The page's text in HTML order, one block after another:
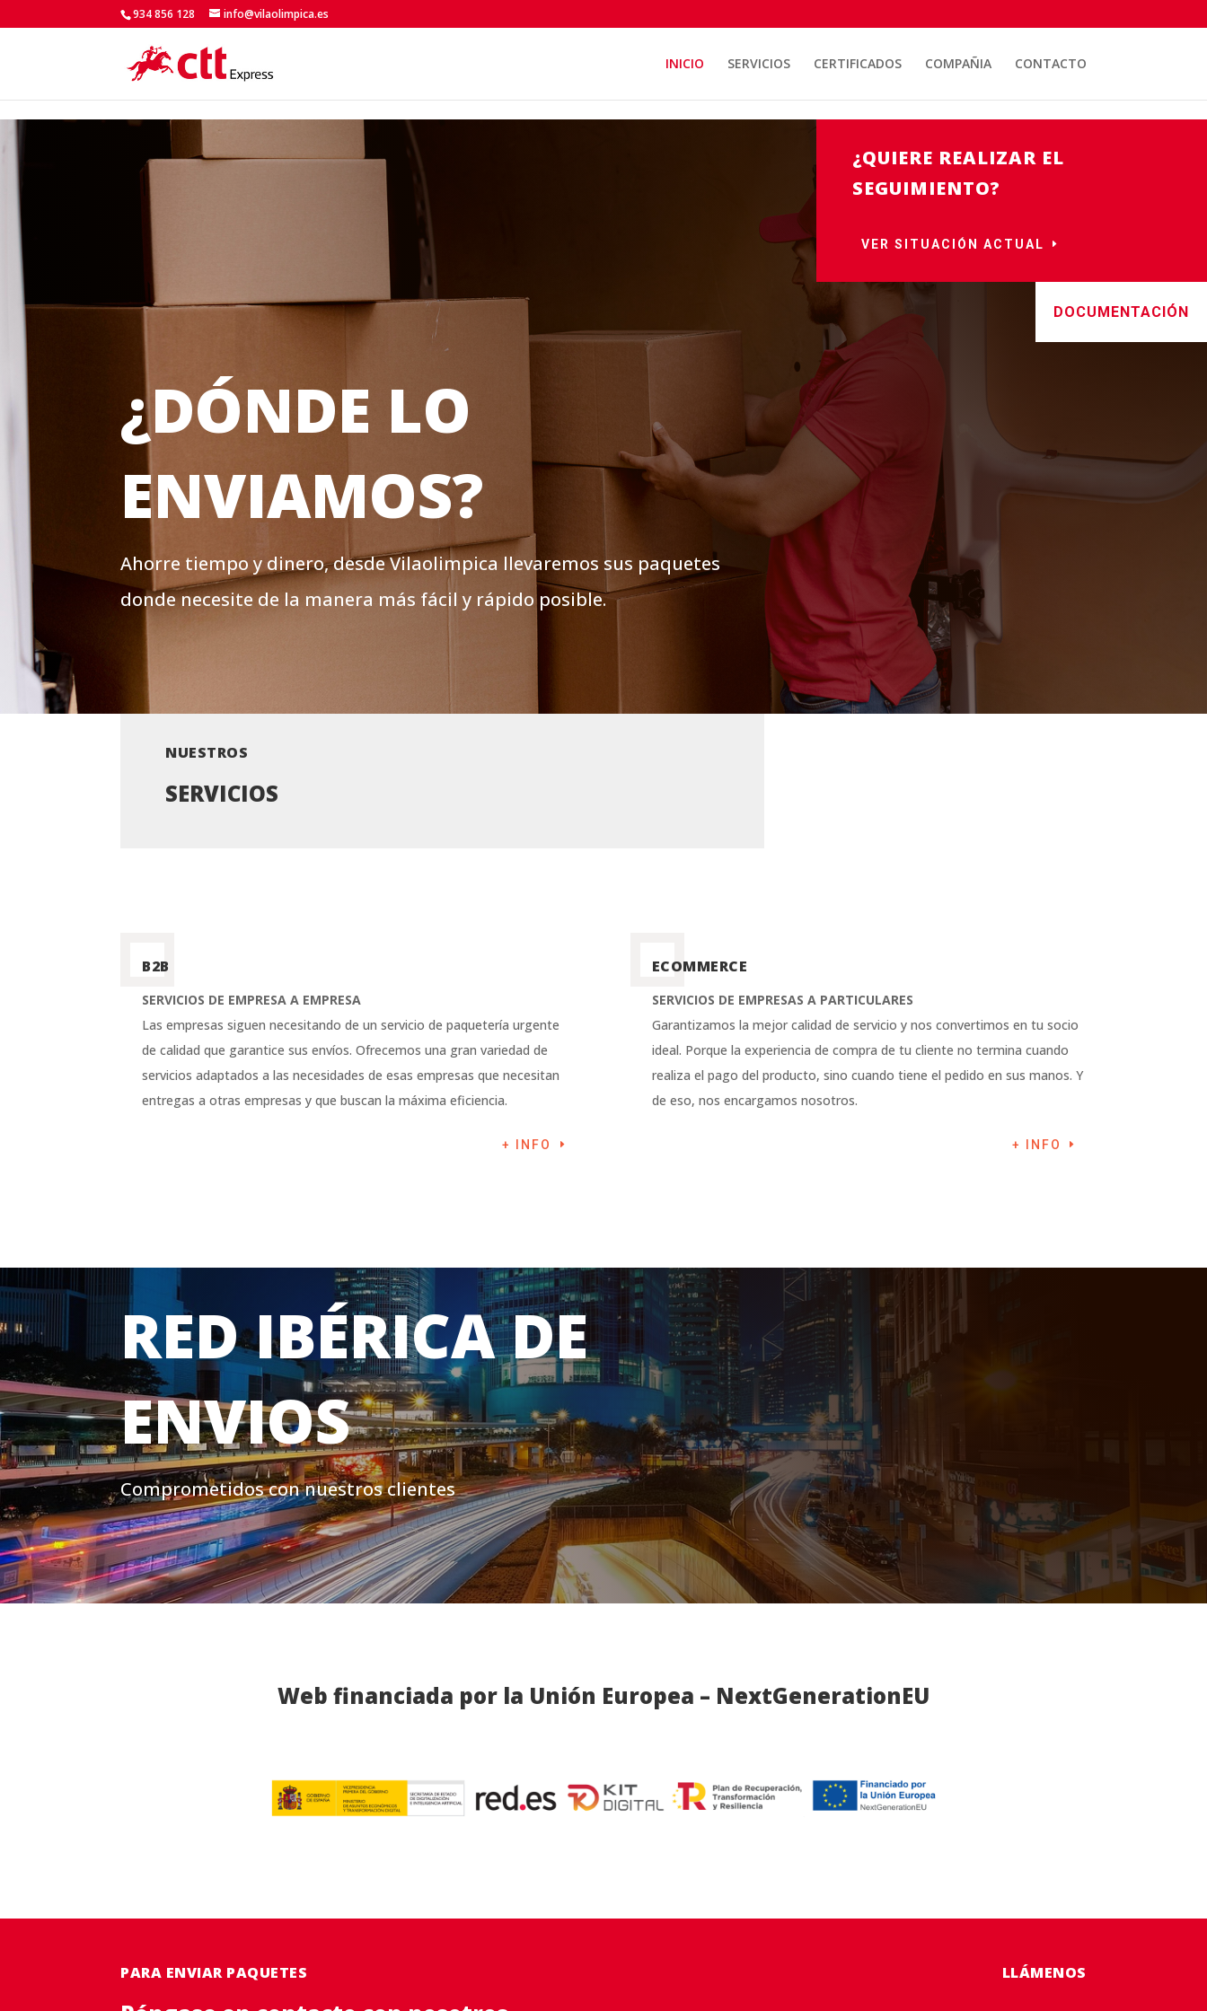
934 856 128 info@vilaolimpica.es
INICIO SERVICIOS CERTIFICADOS COMPAÑIA CONTACTO
¿QUIERE REALIZAR EL
SEGUIMIENTO?
VER SITUACIÓN ACTUAL
DOCUMENTACIÓN
¿DÓNDE LO
ENVIAMOS?
Ahorre tiempo y dinero, desde Vilaolimpica llevaremos sus paquetes
donde necesite de la manera más fácil y rápido posible.
NUESTROS
SERVICIOS
B2B
SERVICIOS DE EMPRESA A EMPRESA
Las empresas siguen necesitando de un servicio de paquetería urgente
de calidad que garantice sus envíos. Ofrecemos una gran variedad de
servicios adaptados a las necesidades de esas empresas que necesitan
entregas a otras empresas y que buscan la máxima eficiencia.
+ INFO
ECOMMERCE
SERVICIOS DE EMPRESAS A PARTICULARES
Garantizamos la mejor calidad de servicio y nos convertimos en tu socio
ideal. Porque la experiencia de compra de tu cliente no termina cuando
realiza el pago del producto, sino cuando tiene el pedido en sus manos. Y
de eso, nos encargamos nosotros.
+ INFO
RED IBÉRICA DE
ENVIOS
Comprometidos con nuestros clientes
Web financiada por la Unión Europea – NextGenerationEU
PARA ENVIAR PAQUETES LLÁMENOS